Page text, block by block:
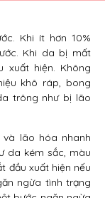
Khi ít hơn 10%
Khi da bị mất
xuất hiện. Không
khô ráp, bong
trông như bị lão
lão hóa nhanh
da kém sắc, màu
đầu xuất hiện nếu
ngừa tình trạng